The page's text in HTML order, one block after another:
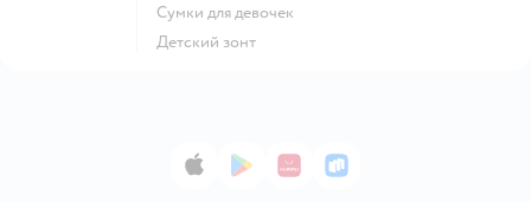
Сумки для девочек
Детский зонт
App StoreGoogle Play
AppGallery
RuStore